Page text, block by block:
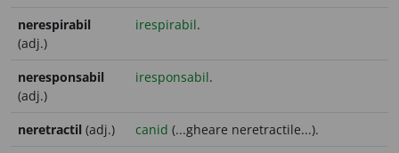
nerespirabil
(adj.)
irespirabil.
neresponsabil
(adj.)
iresponsabil.
neretractil (adj.) canid (...gheare neretractile...).